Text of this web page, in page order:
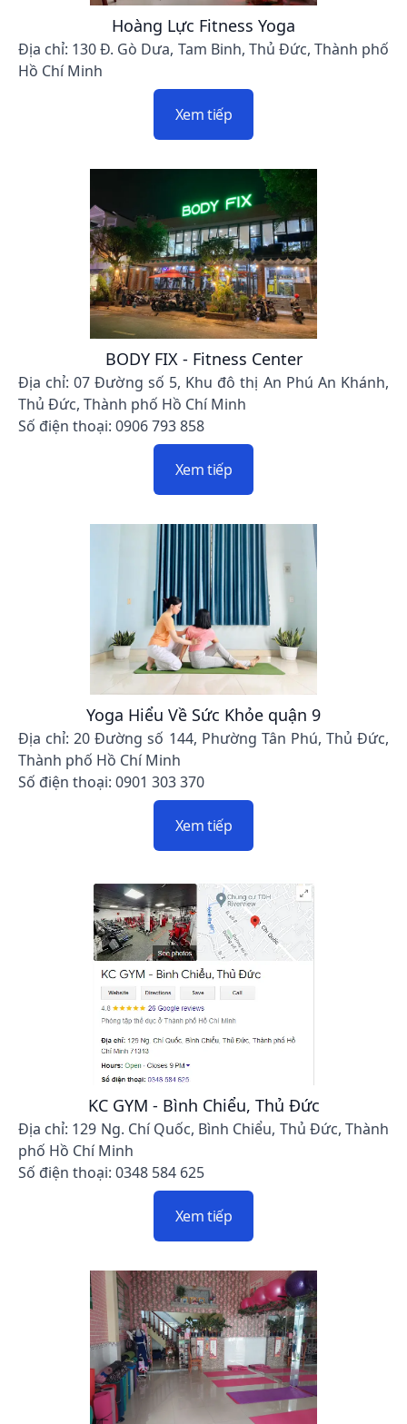
Hoàng Lực Fitness Yoga
Địa chỉ: 130 Đ. Gò Dưa, Tam Binh, Thủ Đức, Thành phố
Hồ Chí Minh
Xem tiếp
BODY FIX - Fitness Center
Địa chỉ: 07 Đường số 5, Khu đô thị An Phú An Khánh,
Thủ Đức, Thành phố Hồ Chí Minh
Số điện thoại: 0906 793 858
Xem tiếp
Yoga Hiểu Về Sức Khỏe quận 9
Địa chỉ: 20 Đường số 144, Phường Tân Phú, Thủ Đức,
Thành phố Hồ Chí Minh
Số điện thoại: 0901 303 370
Xem tiếp
KC GYM - Bình Chiểu, Thủ Đức
Địa chỉ: 129 Ng. Chí Quốc, Bình Chiểu, Thủ Đức, Thành
phố Hồ Chí Minh
Số điện thoại: 0348 584 625
Xem tiếp